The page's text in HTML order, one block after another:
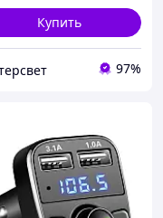
Купить
97%